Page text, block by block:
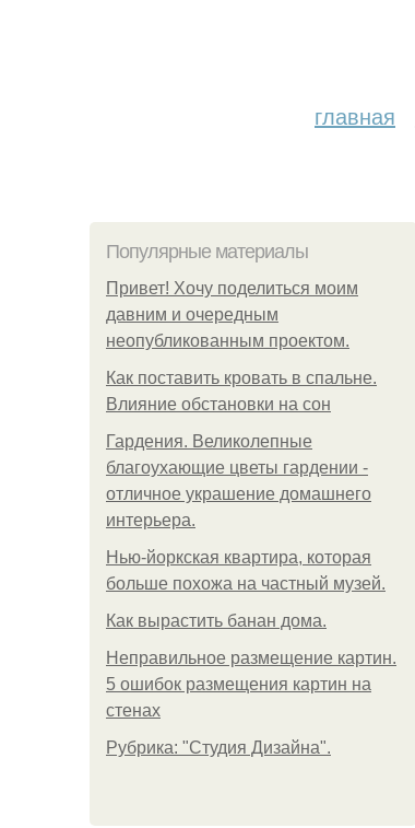
главная
Популярные материалы
Привет! Хочу поделиться моим
давним и очередным
неопубликованным проектом.
Как поставить кровать в спальне.
Влияние обстановки на сон
Гардения. Великолепные
благоухающие цветы гардении -
отличное украшение домашнего
интерьера.
Нью-йоркская квартира, которая
больше похожа на частный музей.
Как вырастить банан дома.
Неправильное размещение картин.
5 ошибок размещения картин на
стенах
Рубрика: "Студия Дизайна".